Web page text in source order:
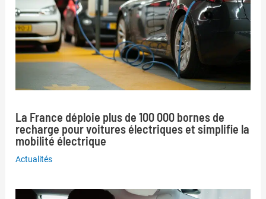
La France déploie plus de 100 000 bornes de
recharge pour voitures électriques et simplifie la
mobilité électrique
Actualités